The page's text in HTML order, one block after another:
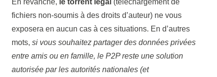
En revanche, le torrent légal (téléchargement de
fichiers non-soumis à des droits d’auteur) ne vous
exposera en aucun cas à ces situations. En d’autres
mots, si vous souhaitez partager des données privées
entre amis ou en famille, le P2P reste une solution
autorisée par les autorités nationales (et